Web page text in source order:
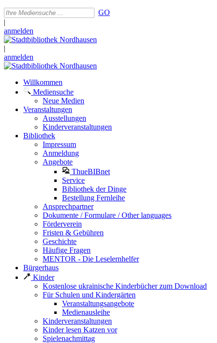
GO
|
anmelden
|
anmelden
Willkommen
Mediensuche
Neue Medien
Veranstaltungen
Ausstellungen
Kinderveranstaltungen
Bibliothek
Impressum
Anmeldung
Angebote
ThueBIBnet
Service
Bibliothek der Dinge
Bestellung Fernleihe
Ansprechpartner
Dokumente / Formulare / Other languages
Förderverein
Fristen & Gebühren
Geschichte
Häufige Fragen
MENTOR - Die Leselernhelfer
Bürgerhaus
Kinder
Kostenlose ukrainische Kinderbücher zum Download
Für Schulen und Kindergärten
Veranstaltungsangebote
Medienausleihe
Kinderveranstaltungen
Kinder lesen Katzen vor
Spielenachmittag